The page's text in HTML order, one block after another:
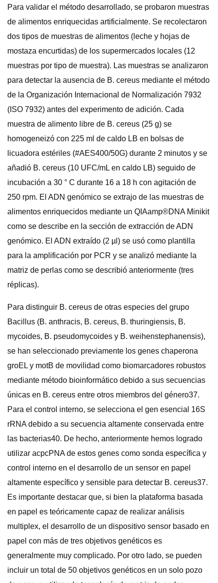
Para validar el método desarrollado, se probaron muestras
de alimentos enriquecidas artificialmente. Se recolectaron
dos tipos de muestras de alimentos (leche y hojas de
mostaza encurtidas) de los supermercados locales (12
muestras por tipo de muestra). Las muestras se analizaron
para detectar la ausencia de B. cereus mediante el método
de la Organización Internacional de Normalización 7932
(ISO 7932) antes del experimento de adición. Cada
muestra de alimento libre de B. cereus (25 g) se
homogeneizó con 225 ml de caldo LB en bolsas de
licuadora estériles (#AES400/50G) durante 2 minutos y se
añadió B. cereus (10 UFC/mL en caldo LB) seguido de
incubación a 30 ° C durante 16 a 18 h con agitación de
250 rpm. El ADN genómico se extrajo de las muestras de
alimentos enriquecidos mediante un QIAamp®DNA Minikit
como se describe en la sección de extracción de ADN
genómico. El ADN extraído (2 µl) se usó como plantilla
para la amplificación por PCR y se analizó mediante la
matriz de perlas como se describió anteriormente (tres
réplicas).
Para distinguir B. cereus de otras especies del grupo
Bacillus (B. anthracis, B. cereus, B. thuringiensis, B.
mycoides, B. pseudomycoides y B. weihenstephanensis),
se han seleccionado previamente los genes chaperona
groEL y motB de movilidad como biomarcadores robustos
mediante método bioinformático debido a sus secuencias
únicas en B. cereus entre otros miembros del género37.
Para el control interno, se selecciona el gen esencial 16S
rRNA debido a su secuencia altamente conservada entre
las bacterias40. De hecho, anteriormente hemos logrado
utilizar acpcPNA de estos genes como sonda específica y
control interno en el desarrollo de un sensor en papel
altamente específico y sensible para detectar B. cereus37.
Es importante destacar que, si bien la plataforma basada
en papel es teóricamente capaz de realizar análisis
multiplex, el desarrollo de un dispositivo sensor basado en
papel con más de tres objetivos genéticos es
generalmente muy complicado. Por otro lado, se pueden
incluir un total de 50 objetivos genéticos en un solo pozo